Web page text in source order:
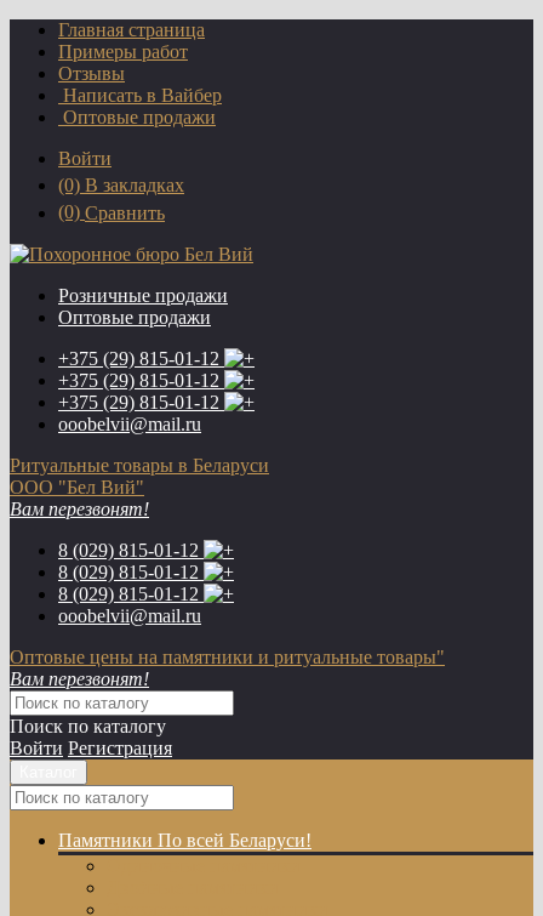
Главная страница
Примеры работ
Отзывы
Написать в Вайбер
Оптовые продажи
Войти
(0) В закладках
(0) Сравнить
Розничные продажи
Оптовые продажи
+375 (29) 815-01-12
+375 (29) 815-01-12
+375 (29) 815-01-12
ooobelvii@mail.ru
Ритуальные товары в Беларуси
ООО "Бел Вий"
Вам перезвонят!
8 (029) 815-01-12
8 (029) 815-01-12
8 (029) 815-01-12
ooobelvii@mail.ru
Оптовые цены на памятники и ритуальные товары"
Вам перезвонят!
Поиск по каталогу
Войти Регистрация
Памятники По всей Беларуси!